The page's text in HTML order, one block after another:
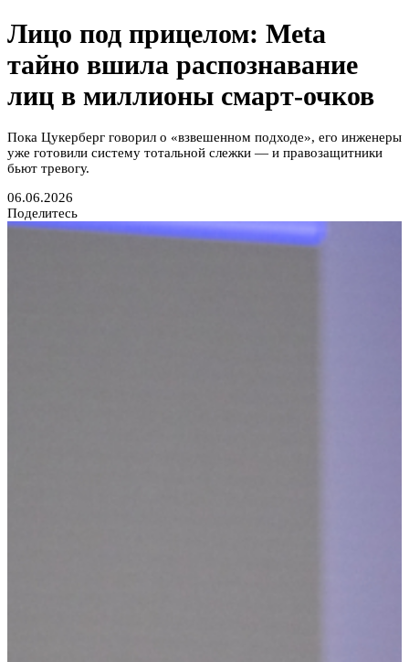
Лицо под прицелом: Meta
тайно вшила распознавание
лиц в миллионы смарт-очков
Пока Цукерберг говорил о «взвешенном подходе», его инженеры
уже готовили систему тотальной слежки — и правозащитники
бьют тревогу.
06.06.2026
Поделитесь